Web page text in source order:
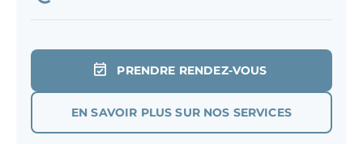
PRENDRE RENDEZ-VOUS
EN SAVOIR PLUS SUR NOS SERVICES